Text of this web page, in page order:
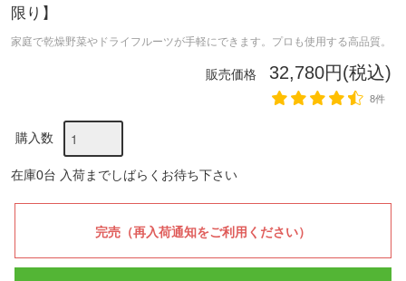
限り】
家庭で乾燥野菜やドライフルーツが手軽にできます。プロも使用する高品質。
販売価格 32,780円(税込)
8件
購入数
在庫0台 入荷までしばらくお待ち下さい